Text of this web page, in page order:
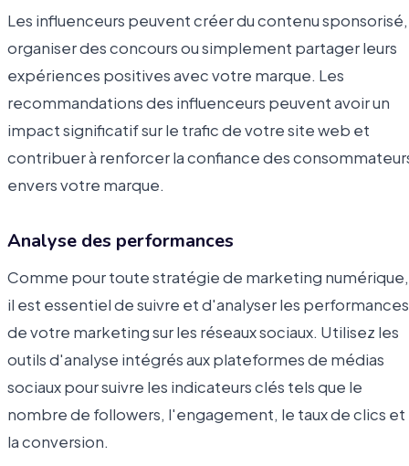
Les influenceurs peuvent créer du contenu sponsorisé,
organiser des concours ou simplement partager leurs
expériences positives avec votre marque. Les
recommandations des influenceurs peuvent avoir un
impact significatif sur le trafic de votre site web et
contribuer à renforcer la confiance des
envers votre marque.
Analyse des performances
Comme pour toute stratégie de marketing numérique,
il est essentiel de suivre et d'analyser les performances
de votre marketing sur les réseaux sociaux. Utilisez les
outils d'analyse intégrés aux plateformes de médias
sociaux pour suivre les indicateurs clés tels que le
nombre de followers, l'engagement, le taux de clics et
la conversion.